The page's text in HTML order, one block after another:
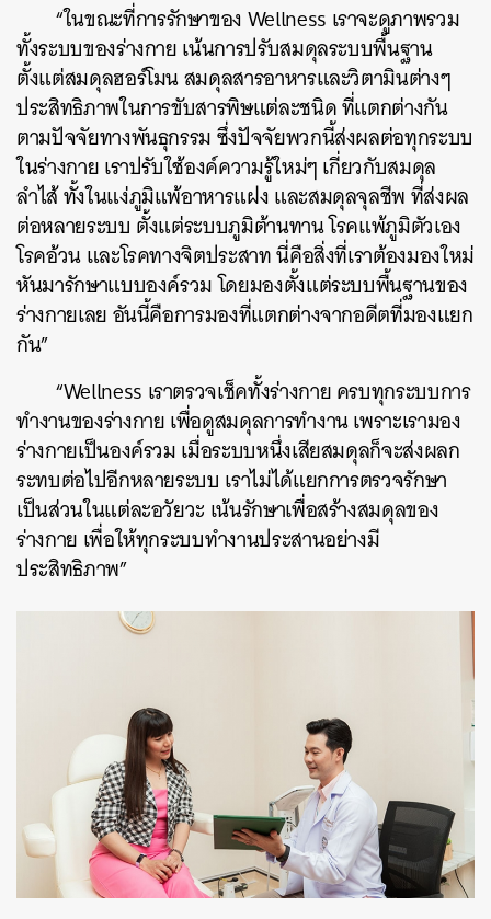
“ในขณะที่การรักษาของ Wellness เราจะดูภาพรวม
ทั้งระบบของร่างกาย เน้นการปรับสมดุลระบบพื้นฐาน
ตั้งแต่สมดุลฮอร์โมน สมดุลสารอาหารและวิตามินต่างๆ
ประสิทธิภาพในการขับสารพิษแต่ละชนิด ที่แตกต่างกัน
ตามปัจจัยทางพันธุกรรม ซึ่งปัจจัยพวกนี้ส่งผลต่อทุกระบบ
ในร่างกาย เราปรับใช้องค์ความรู้ใหม่ๆ เกี่ยวกับสมดุล
ลำไส้ ทั้งในแง่ภูมิแพ้อาหารแฝง และสมดุลจุลชีพ ที่ส่งผล
ต่อหลายระบบ ตั้งแต่ระบบภูมิต้านทาน โรคแพ้ภูมิตัวเอง
โรคอ้วน และโรคทางจิตประสาท นี่คือสิ่งที่เราต้องมองใหม่
หันมารักษาแบบองค์รวม โดยมองตั้งแต่ระบบพื้นฐานของ
ร่างกายเลย อันนี้คือการมองที่แตกต่างจากอดีตที่มองแยก
กัน”
“Wellness เราตรวจเช็คทั้งร่างกาย ครบทุกระบบการ
ทำงานของร่างกาย เพื่อดูสมดุลการทำงาน เพราะเรามอง
ร่างกายเป็นองค์รวม เมื่อระบบหนึ่งเสียสมดุลก็จะส่งผลก
ระทบต่อไปอีกหลายระบบ เราไม่ได้แยกการตรวจรักษา
เป็นส่วนในแต่ละอวัยวะ เน้นรักษาเพื่อสร้างสมดุลของ
ร่างกาย เพื่อให้ทุกระบบทำงานประสานอย่างมี
ประสิทธิภาพ”